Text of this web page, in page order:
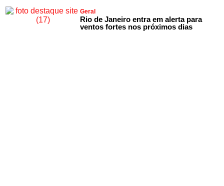
Geral
Rio de Janeiro entra em alerta para
ventos fortes nos próximos dias